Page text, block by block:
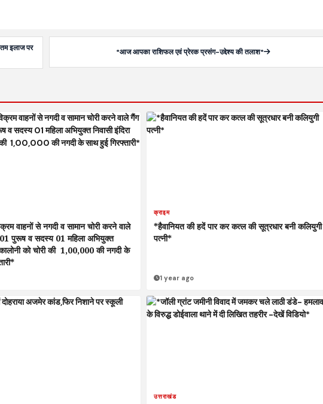
इलाज पर
*आज आपका राशिफल एवं प्रेरक प्रसंग-उद्देश्य की तलाश*
वाहनों से नगदी व सामान चोरी करने वाले
पुरूष व सदस्य 01 महिला अभियुक्त
कालोनी को चोरी की ₹ 1,00,000 की नगदी के
क्राइम
*हैवानियत की हदें पार कर कत्ल की सूत्रधार बनी कलियुगी
पत्नी*
1 year ago
उत्तराखंड